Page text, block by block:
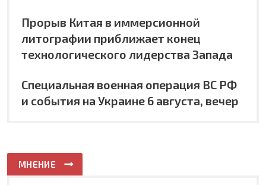
Прорыв Китая в иммерсионной
литографии приближает конец
технологического лидерства Запада
Специальная военная операция ВС РФ
и события на Украине 6 августа, вечер
МНЕНИЕ